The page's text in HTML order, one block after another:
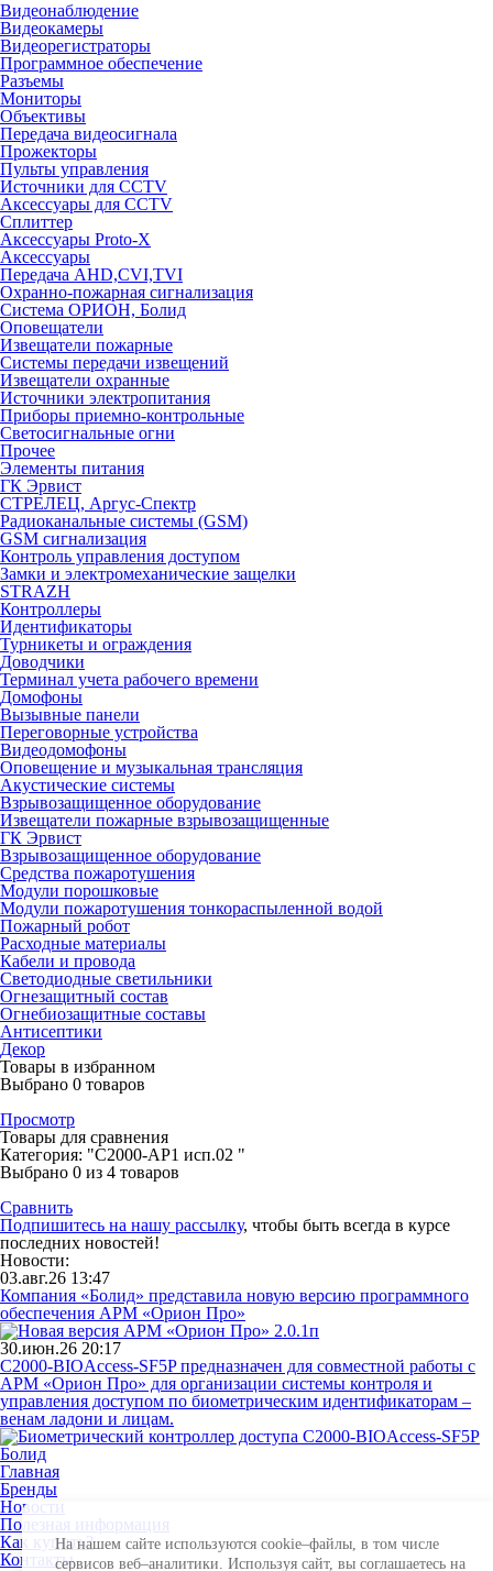
На нашем сайте используются cookie–файлы, в том числе
сервисов веб–аналитики. Используя сайт, вы соглашаетесь на
Видеонаблюдение
Видеокамеры
Видеорегистраторы
Программное обеспечение
Разъемы
Мониторы
Объективы
Передача видеосигнала
Прожекторы
Пульты управления
Источники для CCTV
Аксессуары для CCTV
Сплиттер
Аксессуары Proto-X
Аксессуары
Передача AHD,CVI,TVI
Охранно-пожарная сигнализация
Система ОРИОН, Болид
Оповещатели
Извещатели пожарные
Системы передачи извещений
Извещатели охранные
Источники электропитания
Приборы приемно-контрольные
Светосигнальные огни
Прочее
Элементы питания
ГК Эрвист
СТРЕЛЕЦ, Аргус-Спектр
Радиоканальные системы (GSM)
GSM сигнализация
Контроль управления доступом
Замки и электромеханические защелки
STRAZH
Контроллеры
Идентификаторы
Турникеты и ограждения
Доводчики
Терминал учета рабочего времени
Домофоны
Вызывные панели
Переговорные устройства
Видеодомофоны
Оповещение и музыкальная трансляция
Акустические системы
Взрывозащищенное оборудование
Извещатели пожарные взрывозащищенные
ГК Эрвист
Взрывозащищенное оборудование
Средства пожаротушения
Модули порошковые
Модули пожаротушения тонкораспыленной водой
Пожарный робот
Расходные материалы
Кабели и провода
Светодиодные светильники
Огнезащитный состав
Огнебиозащитные составы
Антисептики
Декор
Товары в избранном
Выбрано 0 товаров
Просмотр
Товары для сравнения
Категория: "С2000-АР1 исп.02 "
Выбрано 0 из 4 товаров
Сравнить
Подпишитесь на нашу рассылку, чтобы быть всегда в курсе
последних новостей!
Новости:
03.авг.26 13:47
Компания «Болид» представила новую версию программного
обеспечения АРМ «Орион Про»
30.июн.26 20:17
С2000-BIOAccess-SF5P предназначен для совместной работы с
АРМ «Орион Про» для организации системы контроля и
управления доступом по биометрическим идентификаторам –
венам ладони и лицам.
Главная
Бренды
Новости
Полезная информация
Как купить?
Контакты